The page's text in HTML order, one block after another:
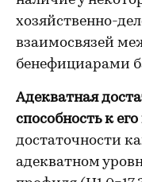
хозяйственно-
взаимосвязей
бенефициарами
Адекватная
способность к
достаточности
адекватном